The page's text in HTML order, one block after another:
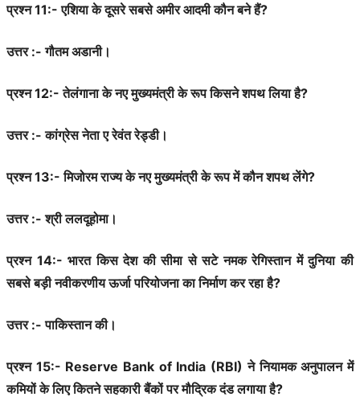
प्रश्न 11:- एशिया के दूसरे सबसे अमीर आदमी कौन बने हैं?
उत्तर :- गौतम अडानी।
प्रश्न 12:- तेलंगाना के नए मुख्यमंत्री के रूप किसने शपथ लिया है?
उत्तर :- कांग्रेस नेता ए रेवंत रेड्डी।
प्रश्न 13:- मिजोरम राज्य के नए मुख्यमंत्री के रूप में कौन शपथ लेंगे?
उत्तर :- श्री ललदूहोमा।
प्रश्न 14:- भारत किस देश की सीमा से सटे नमक रेगिस्तान में दुनिया की
सबसे बड़ी नवीकरणीय ऊर्जा परियोजना का निर्माण कर रहा है?
उत्तर :- पाकिस्तान की।
प्रश्न 15:- Reserve Bank of India (RBI) ने नियामक अनुपालन में
कमियों के लिए कितने सहकारी बैंकों पर मौद्रिक दंड लगाया है?